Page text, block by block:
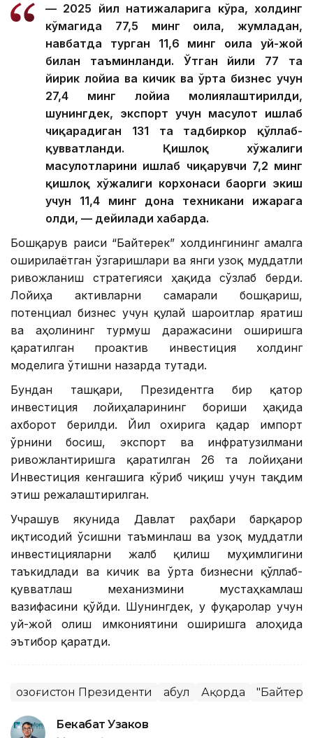
— 2025 йил натижаларига кўра, холдинг
кўмагида 77,5 минг оила, жумладан,
навбатда турган 11,6 минг оила уй-жой
билан таъминланди. Ўтган йили 77 та
йирик лойиҳа ва кичик ва ўрта бизнес учун
27,4 минг лойиҳа молиялаштирилди,
шунингдек, экспорт учун маҳсулот ишлаб
чиқарадиган 131 та тадбиркор қўллаб-
қувватланди. Қишлоқ хўжалиги
маҳсулотларини ишлаб чиқарувчи 7,2 минг
қишлоқ хўжалиги корхонаси баҳорги экиш
учун 11,4 минг дона техникани ижарага
олди, — дейилади хабарда.
Бошқарув раиси “Байтерек” холдингининг амалга
оширилаётган ўзгаришлари ва янги узоқ муддатли
ривожланиш стратегияси ҳақида сўзлаб берди.
Лойиҳа активларни самарали бошқариш,
потенциал бизнес учун қулай шароитлар яратиш
ва аҳолининг турмуш даражасини оширишга
қаратилган проактив инвестиция холдинг
моделига ўтишни назарда тутади.
Бундан ташқари, Президентга бир қатор
инвестиция лойиҳаларининг бориши ҳақида
ахборот берилди. Йил охирига қадар импорт
ўрнини босиш, экспорт ва инфратузилмани
ривожлантиришга қаратилган 26 та лойиҳани
Инвестиция кенгашига кўриб чиқиш учун тақдим
этиш режалаштирилган.
Учрашув якунида Давлат раҳбари барқарор
иқтисодий ўсишни таъминлаш ва узоқ муддатли
инвестицияларни жалб қилиш муҳимлигини
таъкидлади ва кичик ва ўрта бизнесни қўллаб-
қувватлаш механизмини мустаҳкамлаш
вазифасини қўйди. Шунингдек, у фуқаролар учун
уй-жой олиш имкониятини оширишга алоҳида
эътибор қаратди.
Қозоғистон Президенти Қабул Ақорда
Бекабат Узаков